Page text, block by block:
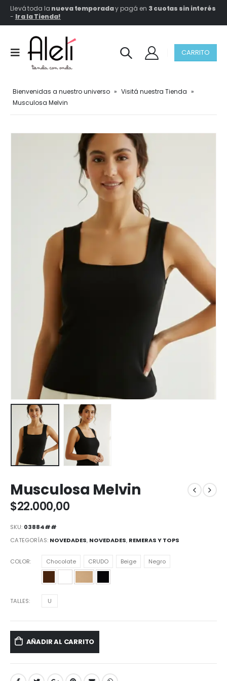
Llevá toda la nueva temporaday pagá en 3 cuotas sin interés
- Ir a la Tienda!
CARRITO
Bienvenidas a nuestro universo » Visitá nuestra Tienda »
Musculosa Melvin
Musculosa Melvin
$22.000,00
SKU: 03884##
CATEGORÍAS: NOVEDADES, NOVEDADES, REMERAS Y TOPS
COLOR Chocolate CRUDO Beige Negro
TALLES U
AÑADIR AL CARRITO